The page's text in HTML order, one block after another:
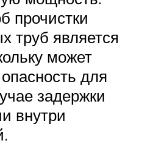
прочистки
труб является
может
для
задержки
внутри